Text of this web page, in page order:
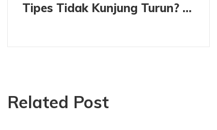
Tipes Tidak Kunjung Turun? Ekstrak Herbal Bantu Mempercepat Pemulihan
Related Post